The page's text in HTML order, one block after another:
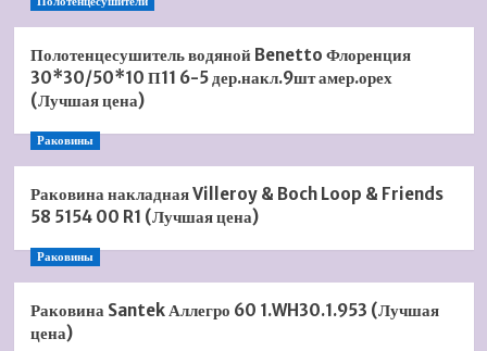
Полотенцесушитель водяной Benetto Флоренция
30*30/50*10 П11 6-5 дер.накл.9шт амер.орех
(Лучшая цена)
Раковины
Раковина накладная Villeroy & Boch Loop & Friends
58 5154 00 R1 (Лучшая цена)
Раковины
Раковина Santek Аллегро 60 1.WH30.1.953 (Лучшая
цена)